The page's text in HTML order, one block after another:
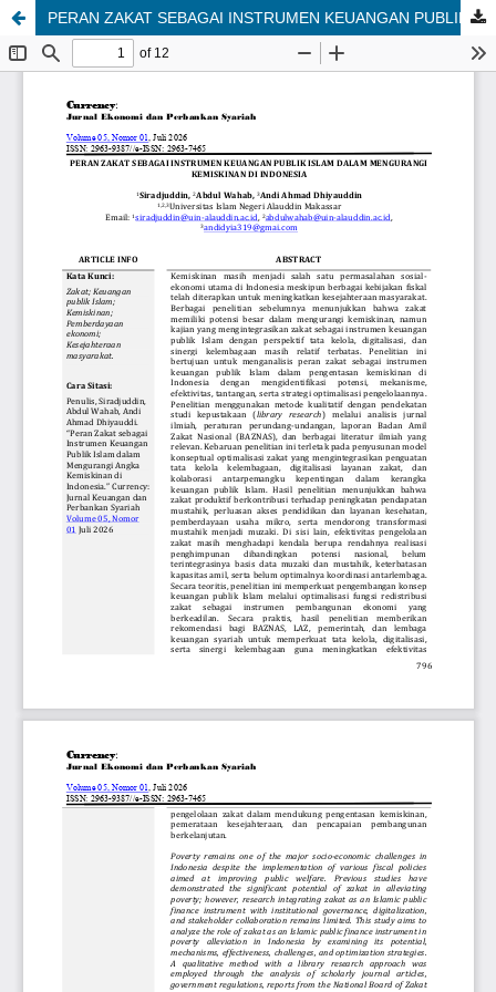
PERAN ZAKAT SEBAGAI INSTRUMEN KEUANGAN PUBLIK ISLAM DALAM MENGURANGI KEMISKINAN DI INDONESIA